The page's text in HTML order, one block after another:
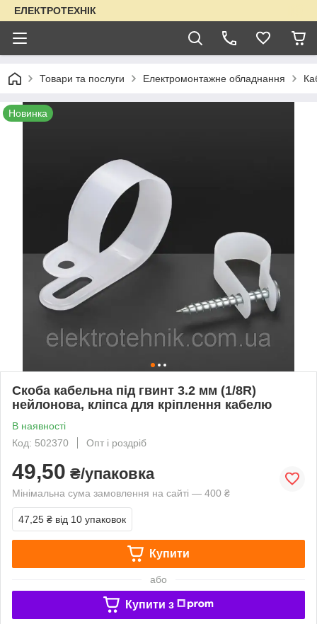
ЕЛЕКТРОТЕХНІК
Товари та послуги Електромонтажне обладнання
Новинка
Скоба кабельна під гвинт 3.2 мм (1/8R)
нейлонова, кліпса для кріплення кабелю
В наявності
Код: 502370
Опт і роздріб
49,50 ₴/упаковка
Мінімальна сума замовлення на сайті — 400 ₴
47,25 ₴ від 10 упаковок
Купити
або
Купити з